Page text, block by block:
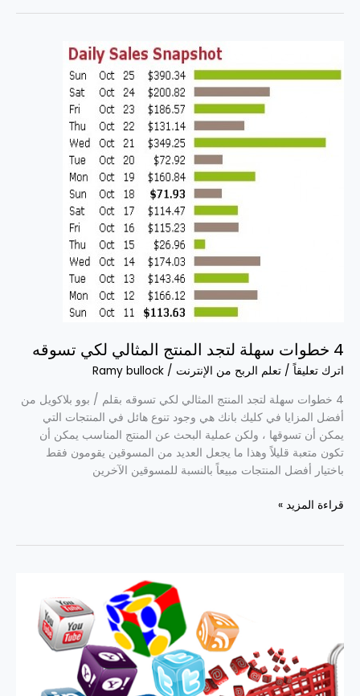
4 خطوات سهلة لتجد المنتج المثالي لكي تسوقه
اترك تعليقاً / تعلم الربح من الإنترنت /
Ramy bullock
4 خطوات سهلة لتجد المنتج المثالي لكي تسوقه بقلم / بوو بلاكويل من
أفضل المزايا في كليك بانك هي وجود تنوع هائل في المنتجات التي
يمكن أن تسوقها ، ولكن عملية البحث عن المنتج المناسب يمكن أن
تكون متعبة قليلاً وهذا ما يجعل العديد من المسوقين يقومون فقط
باختيار أفضل المنتجات مبيعاً بالنسبة للمسوقين الآخرين
خطوات
سهلة
المثالي
قراءة المزيد »
أن
تمتلك
موقع